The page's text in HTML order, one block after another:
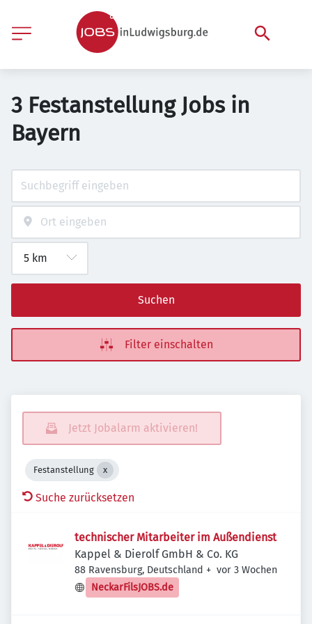
3 Festanstellung Jobs in
Bayern
Suchen
Filter einschalten
Jetzt Jobalarm aktivieren!
Festanstellung
Suche zurücksetzen
technischer Mitarbeiter im Außendienst
Kappel & Dierolf GmbH & Co. KG
88 Ravensburg, Deutschland + Veröffentlicht
vor 3 Wochen
NeckarFilsJOBS.de